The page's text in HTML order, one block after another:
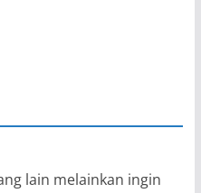
lain melainkan ingin